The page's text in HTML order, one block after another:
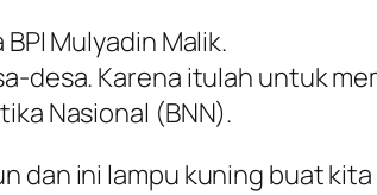
Mulyadin Malik.
desa. Karena itulah untuk
Nasional (BNN).
dan ini lampu kuning buat